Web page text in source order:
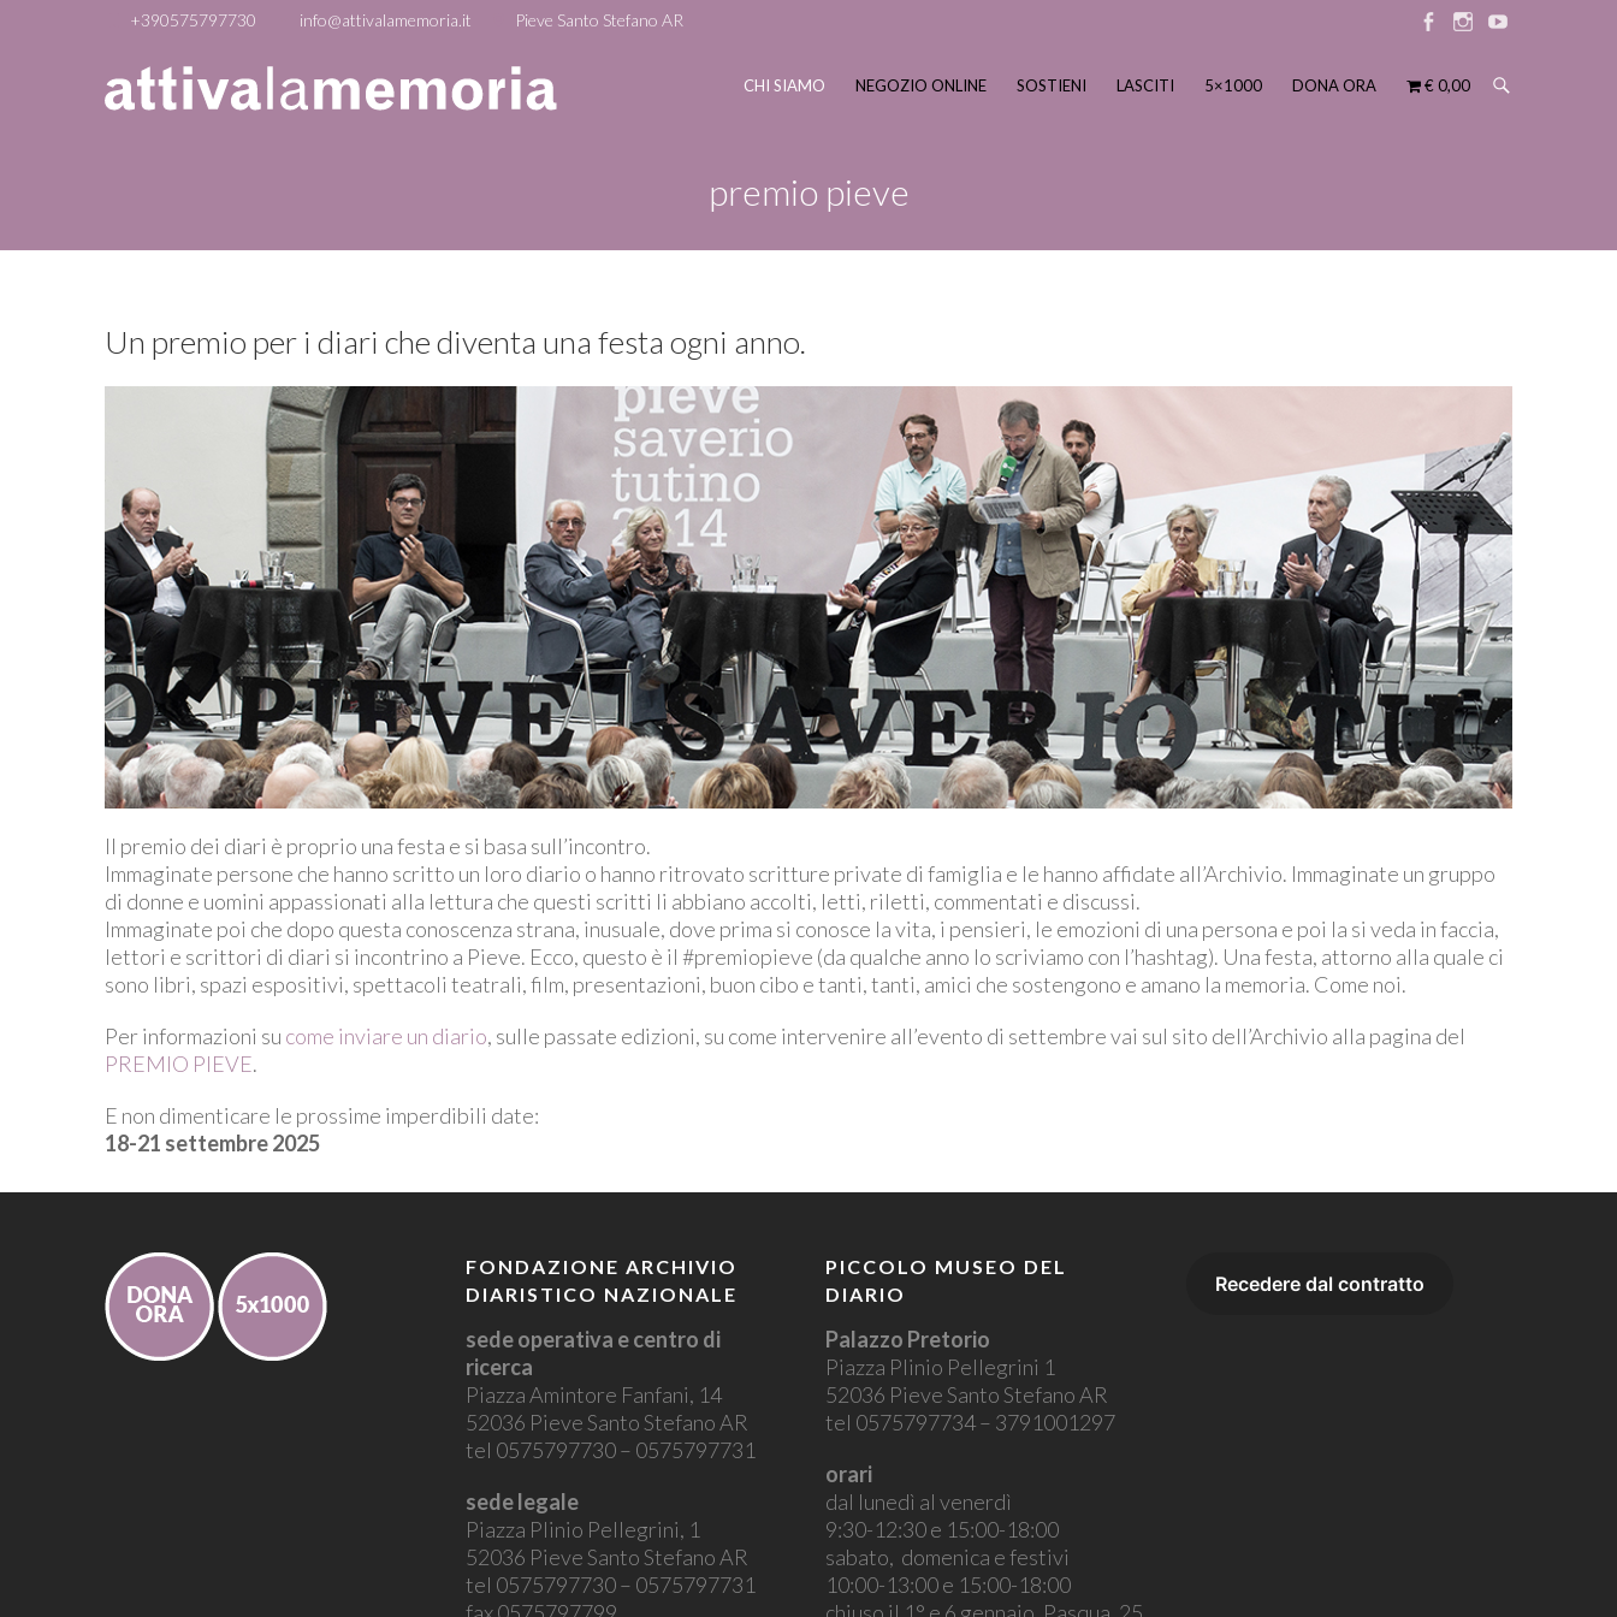
+390575797730 info@attivalamemoria.it Pieve Santo Stefano AR
ElementoElemento
CHI SIAMO NEGOZIO ONLINE SOSTIENI LASCITI 5×1000 DONA ORA € 0,00
premio pieve
Un premio per i diari che diventa una festa ogni anno.
Il premio dei diari è proprio una festa e si basa sull’incontro.
Immaginate persone che hanno scritto un loro diario o hanno ritrovato scritture private di famiglia e le hanno affidate all’Archivio. Immaginate un gruppo
di donne e uomini appassionati alla lettura che questi scritti li abbiano accolti, letti, riletti, commentati e discussi.
Immaginate poi che dopo questa conoscenza strana, inusuale, dove prima si conosce la vita, i pensieri, le emozioni di una persona e poi la si veda in faccia,
lettori e scrittori di diari si incontrino a Pieve. Ecco, questo è il #premiopieve (da qualche anno lo scriviamo con l’hashtag). Una festa, attorno alla quale ci
sono libri, spazi espositivi, spettacoli teatrali, film, presentazioni, buon cibo e tanti, tanti, amici che sostengono e amano la memoria. Come noi.
Per informazioni su come inviare un diario, sulle passate edizioni, su come intervenire all’evento di settembre vai sul sito dell’Archivio alla pagina del
PREMIO PIEVE.
E non dimenticare le prossime imperdibili date:
18-21 settembre 2025
FONDAZIONE ARCHIVIO
DIARISTICO NAZIONALE
sede operativa e centro di
ricerca
Piazza Amintore Fanfani, 14
52036 Pieve Santo Stefano AR
tel 0575797730 – 0575797731
sede legale
Piazza Plinio Pellegrini, 1
52036 Pieve Santo Stefano AR
tel 0575797730 – 0575797731
PICCOLO MUSEO DEL
DIARIO
Palazzo Pretorio
Piazza Plinio Pellegrini 1
52036 Pieve Santo Stefano AR
tel 0575797734 – 3791001297
orari
dal lunedì al venerdì
9:30-12:30 e 15:00-18:00
sabato, domenica e festivi
10:00-13:00 e 15:00-18:00